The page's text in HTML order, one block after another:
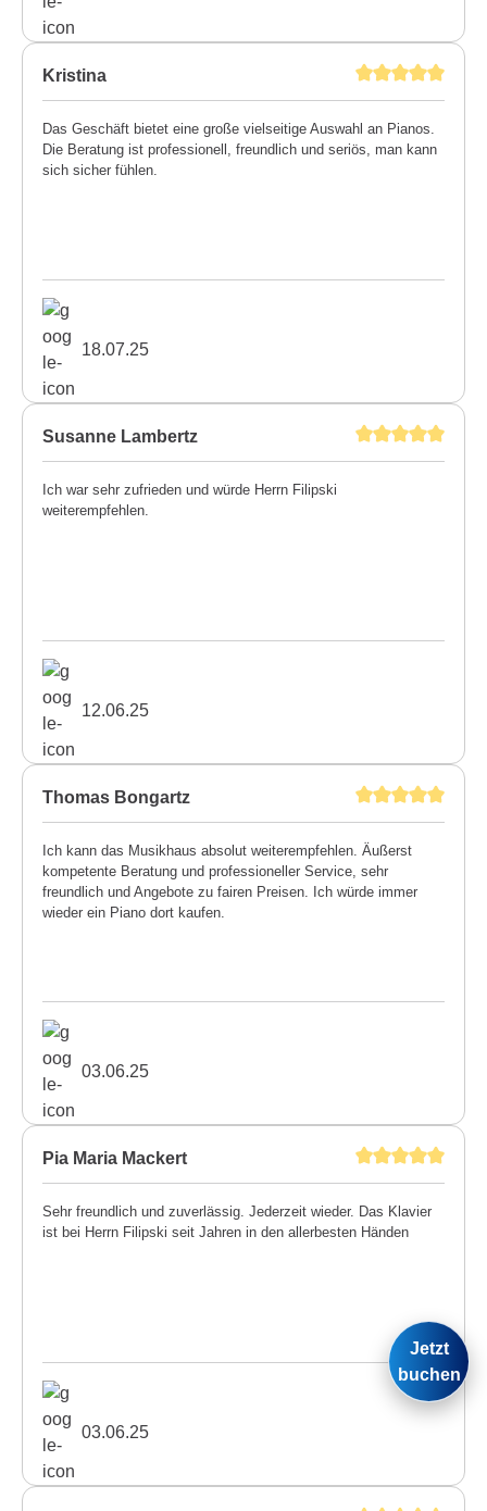
Kristina
Das Geschäft bietet eine große vielseitige Auswahl an Pianos.
Die Beratung ist professionell, freundlich und seriös, man kann
sich sicher fühlen.
18.07.25
Susanne Lambertz
Ich war sehr zufrieden und würde Herrn Filipski
weiterempfehlen.
12.06.25
Thomas Bongartz
Ich kann das Musikhaus absolut weiterempfehlen. Äußerst
kompetente Beratung und professioneller Service, sehr
freundlich und Angebote zu fairen Preisen. Ich würde immer
wieder ein Piano dort kaufen.
03.06.25
Pia Maria Mackert
Sehr freundlich und zuverlässig. Jederzeit wieder. Das Klavier
ist bei Herrn Filipski seit Jahren in den allerbesten Händen
03.06.25
Jetzt
buchen